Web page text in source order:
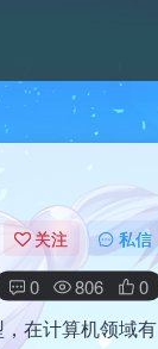
关注 私信
0 806 0
在计算机领域有